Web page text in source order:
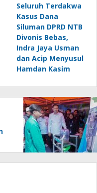
Seluruh Terdakwa
Kasus Dana
Siluman DPRD NTB
Divonis Bebas,
Indra Jaya Usman
dan Acip Menyusul
Hamdan Kasim